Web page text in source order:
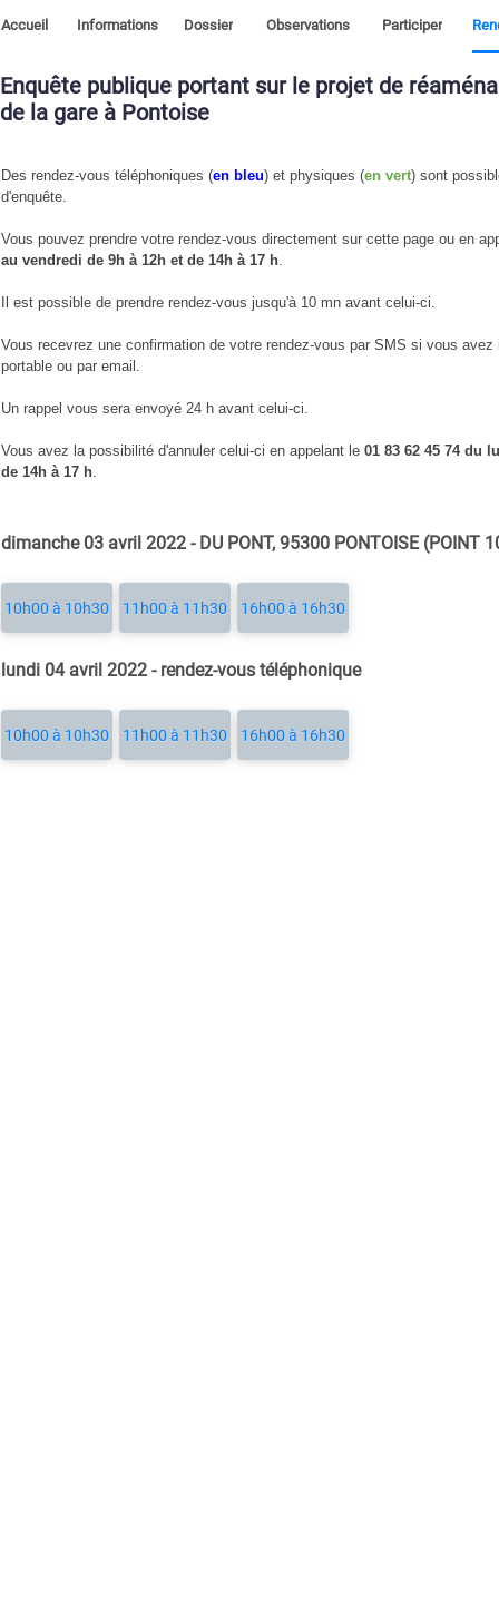
Accueil Informations Dossier Observations Participer
Enquête publique portant sur le projet de
de la gare à Pontoise
Des rendez-vous téléphoniques (en bleu) et physiques (en vert) sont
d'enquête.
Vous pouvez prendre votre rendez-vous directement sur cette page ou en
au vendredi de 9h à 12h et de 14h à 17 h.
Il est possible de prendre rendez-vous jusqu'à 10 mn avant celui-ci.
Vous recevrez une confirmation de votre rendez-vous par SMS si vous avez
portable ou par email.
Un rappel vous sera envoyé 24 h avant celui-ci.
Vous avez la possibilité d'annuler celui-ci en appelant le 01 83 62 45 74 du
de 14h à 17 h.
dimanche 03 avril 2022 - DU PONT, 95300 PONTOISE (POINT
10h00 à 10h30 11h00 à 11h30 16h00 à 16h30
lundi 04 avril 2022 - rendez-vous téléphonique
10h00 à 10h30 11h00 à 11h30 16h00 à 16h30